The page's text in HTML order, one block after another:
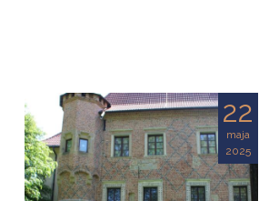
22
maja
2025